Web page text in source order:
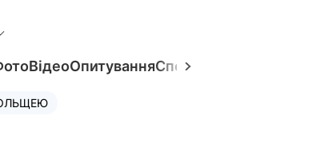
ВідеоОпитуванняСпецпроєкти